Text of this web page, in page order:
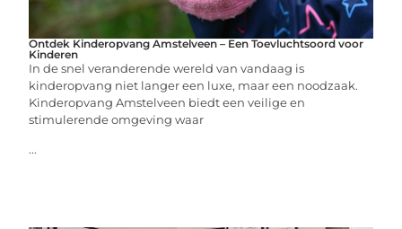
Ontdek Kinderopvang Amstelveen – Een Toevluchtsoord voor
Kinderen
In de snel veranderende wereld van vandaag is
kinderopvang niet langer een luxe, maar een noodzaak.
Kinderopvang Amstelveen biedt een veilige en
stimulerende omgeving waar
...